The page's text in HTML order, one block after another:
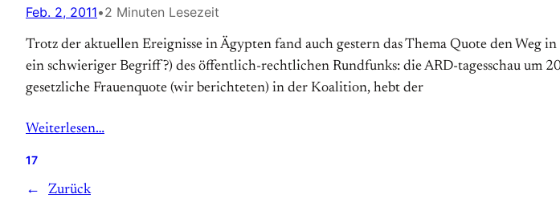
Feb. 2, 2011•2 Minuten Lesezeit
Trotz der aktuellen Ereignisse in Ägypten fand auch gestern das Thema Quote den Weg
ein schwieriger Begriff?) des öffentlich-rechtlichen Rundfunks: die ARD-tagesschau um
gesetzliche Frauenquote (wir berichteten) in der Koalition, hebt der
Weiterlesen…
17
← Zurück